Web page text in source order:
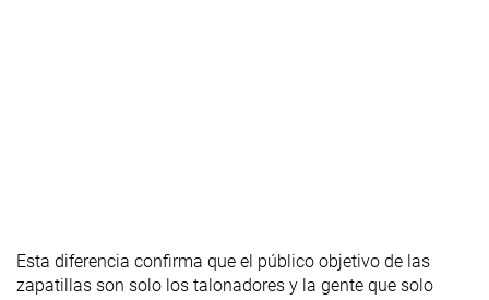
Esta diferencia confirma que el público objetivo de las
zapatillas son solo los talonadores y la gente que solo